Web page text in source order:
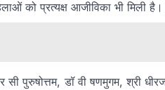
को प्रत्यक्ष आजीविका भी मिली है।
पुरुषोत्तम, डॉ वी षणमुगम, श्री